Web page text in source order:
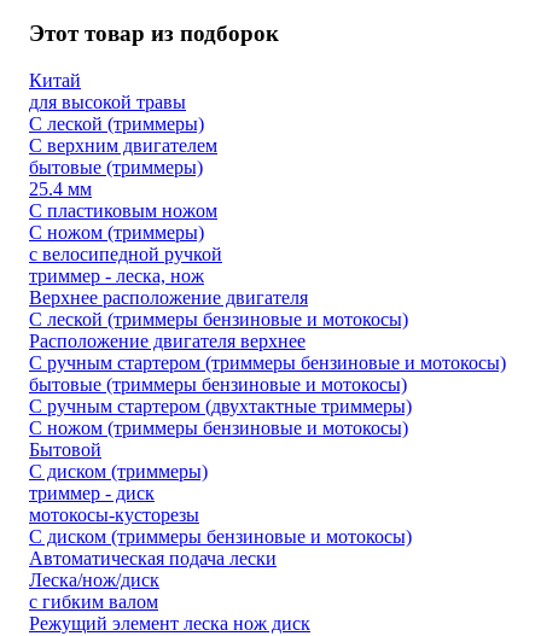
Этот товар из подборок
Китай
для высокой травы
С леской (триммеры)
С верхним двигателем
бытовые (триммеры)
25.4 мм
С пластиковым ножом
С ножом (триммеры)
с велосипедной ручкой
триммер - леска, нож
Верхнее расположение двигателя
С леской (триммеры бензиновые и мотокосы)
Расположение двигателя верхнее
С ручным стартером (триммеры бензиновые и мотокосы)
бытовые (триммеры бензиновые и мотокосы)
С ручным стартером (двухтактные триммеры)
С ножом (триммеры бензиновые и мотокосы)
Бытовой
С диском (триммеры)
триммер - диск
мотокосы-кусторезы
С диском (триммеры бензиновые и мотокосы)
Автоматическая подача лески
Леска/нож/диск
с гибким валом
Режущий элемент леска нож диск